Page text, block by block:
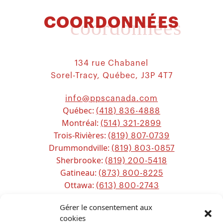
Gérer le consentement aux
cookies
COORDONNÉES
coordonnées
134 rue Chabanel
Sorel-Tracy, Québec, J3P 4T7
info@ppscanada.com
Québec: (418) 836-4888
Montréal: (514) 321-2899
Trois-Rivières: (819) 807-0739
Drummondville: (819) 803-0857
Sherbrooke: (819) 200-5418
Gatineau: (873) 800-8225
Ottawa: (613) 800-2743